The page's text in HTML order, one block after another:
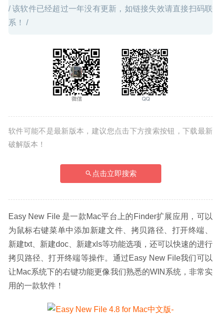
/ 该软件已经超过一年没有更新，如链接失效请直接扫码联
系！ /
软件可能不是最新版本，建议您点击下方搜索按钮，下载最新
破解版本！
点击立即搜索
Easy New File 是一款Mac平台上的Finder扩展应用，可以
为鼠标右键菜单中添加新建文件、拷贝路径、打开终端、
新建txt、新建doc、新建xls等功能选项，还可以快速的进行
拷贝路径、打开终端等操作。通过Easy New File我们可以
让Mac系统下的右键功能更像我们熟悉的WIN系统，非常实
用的一款软件！